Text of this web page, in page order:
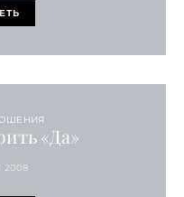
«Да»
2008